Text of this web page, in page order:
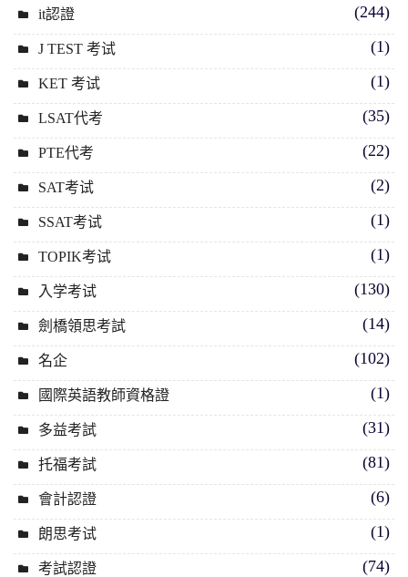
it認證 (244)
J TEST 考试 (1)
KET 考试 (1)
LSAT代考 (35)
PTE代考 (22)
SAT考试 (2)
SSAT考试 (1)
TOPIK考试 (1)
入学考试 (130)
劍橋領思考試 (14)
名企 (102)
國際英語教師資格證 (1)
多益考試 (31)
托福考試 (81)
會計認證 (6)
朗思考试 (1)
考試認證 (74)